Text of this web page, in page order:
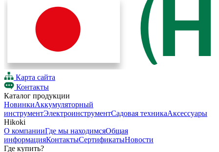
Карта сайта
Контакты
Каталог продукции
НовинкиАккумуляторный
инструментЭлектроинструментСадовая техникаАксессуары
Hikoki
О компанииГде мы находимсяОбщая
информацияКонтактыСертификатыНовости
Где купить?